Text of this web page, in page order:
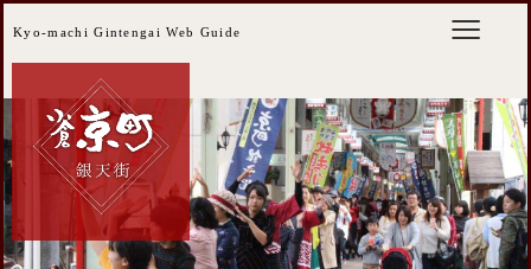
Kyo-machi Gintengai Web Guide